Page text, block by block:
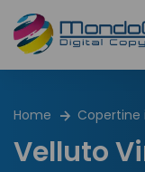
Home Copertine
Velluto